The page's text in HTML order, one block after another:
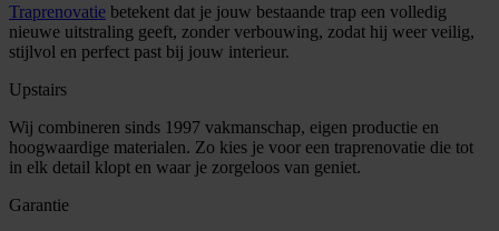
Traprenovatie betekent dat je jouw bestaande trap een volledig
nieuwe uitstraling geeft, zonder verbouwing, zodat hij weer veilig,
stijlvol en perfect past bij jouw interieur.
Upstairs
Wij combineren sinds 1997 vakmanschap, eigen productie en
hoogwaardige materialen. Zo kies je voor een traprenovatie die tot
in elk detail klopt en waar je zorgeloos van geniet.
Garantie